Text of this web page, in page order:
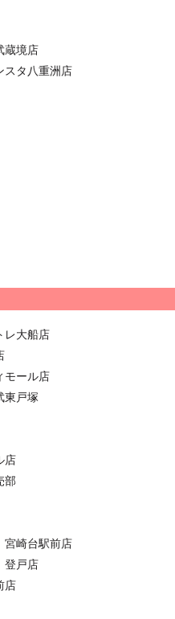
蔵境店
タ八重洲店
レ大船店
モール店
東戸塚
店
部
崎台駅前店
戸店
店